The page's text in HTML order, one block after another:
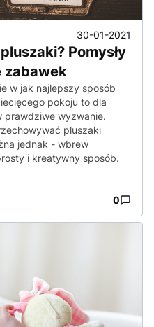
30-01-2021
Pomysły
zabawek
w jak najlepszy sposób
pokoju to dla
prawdziwe wyzwanie.
pluszaki
jednak - wbrew
i kreatywny sposób.
0